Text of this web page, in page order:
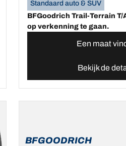
Standaard auto & SUV
BFGoodrich Trail-Terrain
op verkenning te gaan.
Een maat
Bekijk de
BFGOODRICH